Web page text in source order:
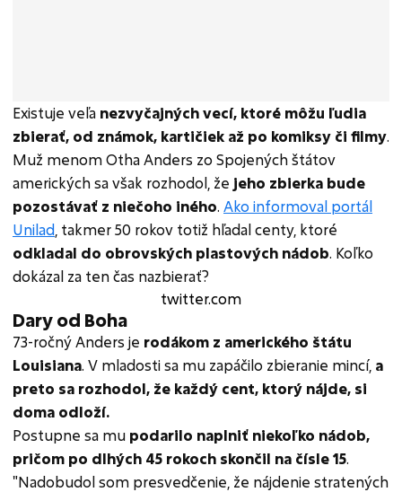
Existuje veľa nezvyčajných vecí, ktoré môžu ľudia
zbierať, od známok, kartičiek až po komiksy či filmy.
Muž menom Otha Anders zo Spojených štátov
amerických sa však rozhodol, že jeho zbierka bude
pozostávať z niečoho iného. Ako informoval portál
Unilad , takmer 50 rokov totiž hľadal centy, ktoré
odkladal do obrovských plastových nádob. Koľko
dokázal za ten čas nazbierať?
twitter.com
Dary od Boha
73-ročný Anders je rodákom z amerického štátu
Louisiana. V mladosti sa mu zapáčilo zbieranie mincí, a
preto sa rozhodol, že každý cent, ktorý nájde, si
doma odloží.
Postupne sa mu podarilo naplniť niekoľko nádob,
pričom po dlhých 45 rokoch skončil na čísle 15.
"Nadobudol som presvedčenie, že nájdenie stratených